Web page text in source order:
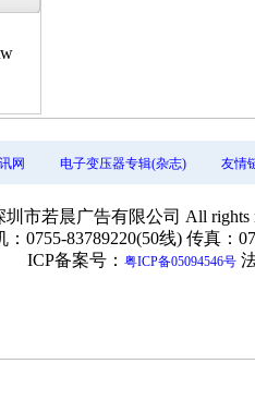
网 电子变压器专辑(杂志) 友情
圳市若晨广告有限公司 All
：0755-83789220(50线) 传真：
ICP备案号： 粤ICP备05094546号